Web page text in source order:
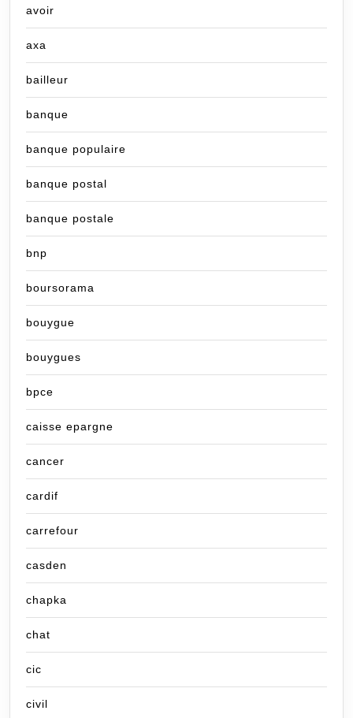
avoir
axa
bailleur
banque
banque populaire
banque postal
banque postale
bnp
boursorama
bouygue
bouygues
bpce
caisse epargne
cancer
cardif
carrefour
casden
chapka
chat
cic
civil